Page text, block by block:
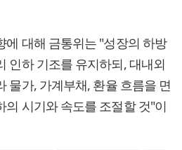
에 대해 금통위는 "성장의 하방
인하 기조를 유지하되, 대내외
물가, 가계부채, 환율 흐름을 면
의 시기와 속도를 조절할 것"이